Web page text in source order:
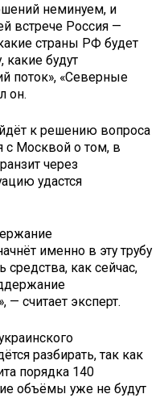
неминуем, и
встрече Россия —
страны РФ будет
какие будут
поток», «Северные
он.
к решению вопроса
с Москвой о том, в
через
удастся
именно в эту трубу
средства, как сейчас,
— считает эксперт.
разбирать, так как
порядка 140
объёмы уже не будут